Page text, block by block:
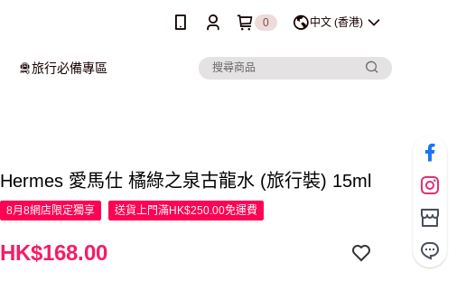
0 中文 (香港)
🛅旅行必備專區
Hermes 愛馬仕 橘綠之泉古龍水 (旅行裝) 15ml
8月8網店限定獨享 送貨上門滿HK$250.00免運費
HK$168.00